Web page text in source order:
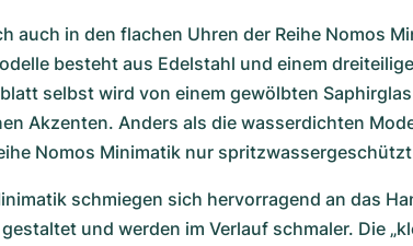
auch in den flachen Uhren der Reihe Nomos
besteht aus Edelstahl und einem
selbst wird von einem gewölbten
Akzenten. Anders als die wasserdichten
Nomos Minimatik nur
schmiegen sich hervorragend an das
und werden im Verlauf schmaler. Die